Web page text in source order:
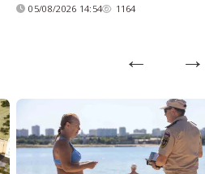
05/08/2026 14:54 1164